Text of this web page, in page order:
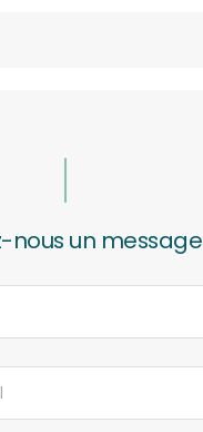
nous un message